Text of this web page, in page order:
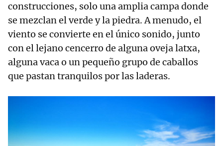
construcciones, solo una amplia campa donde
se mezclan el verde y la piedra. A menudo, el
viento se convierte en el único sonido, junto
con el lejano cencerro de alguna oveja latxa,
alguna vaca o un pequeño grupo de caballos
que pastan tranquilos por las laderas.